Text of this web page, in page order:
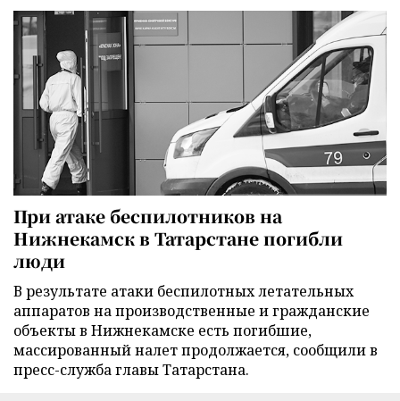
При атаке беспилотников на
Нижнекамск в Татарстане погибли
люди
В результате атаки беспилотных летательных
аппаратов на производственные и гражданские
объекты в Нижнекамске есть погибшие,
массированный налет продолжается, сообщили в
пресс-служба главы Татарстана.